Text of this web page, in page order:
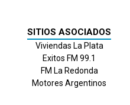
SITIOS ASOCIADOS
Viviendas La Plata
Exitos FM 99.1
FM La Redonda
Motores Argentinos